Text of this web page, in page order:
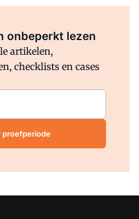
onbeperkt lezen
artikelen,
checklists en cases
proefperiode